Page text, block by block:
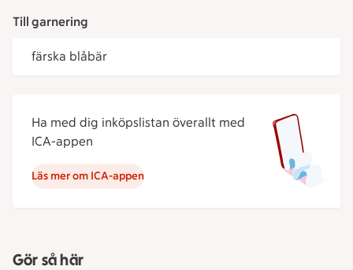
Till garnering
färska blåbär
Ha med dig inköpslistan överallt med
ICA-appen
Läs mer om ICA-appen
Gör så här